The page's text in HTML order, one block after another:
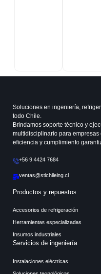
Soluciones en ingeniería,
todo Chile.
Brindamos soporte técnico y
multidisciplinario para
eficiencia y cumplimiento
+56 9 4424 7684
ventas@stichileing.cl
Productos y repuestos
Accesorios de refrigeración
Herramientas especializadas
Insumos industriales
Servicios de ingeniería
Instalaciones eléctricas